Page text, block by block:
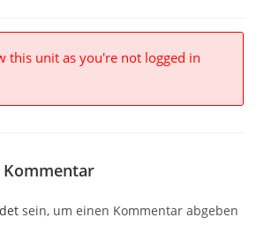
this unit as you're not logged in
Kommentar
sein, um einen Kommentar abgeben